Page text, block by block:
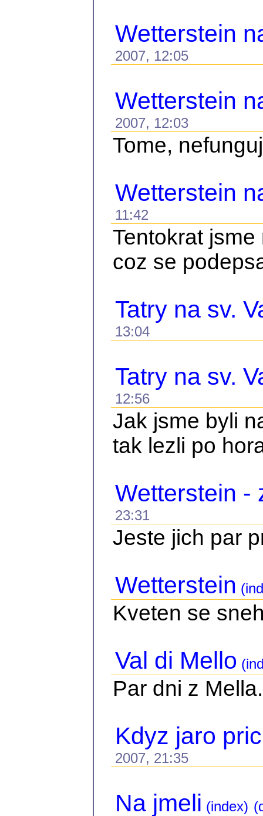
Wetterstein
2007, 12:05
Wetterstein
2007, 12:03
Tome,
Wetterstein
11:42
Tentokrat
coz se
Tatry na sv.
13:04
Tatry na sv.
12:56
Jak jsme byli
tak lezli po
Wetterstein -
23:31
Jeste jich par
Wetterstein
Kveten se
Val di Mello
Par dni z Mella.
Kdyz jaro
2007, 21:35
Na jmeli (index)